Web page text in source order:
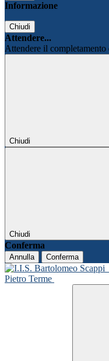
Informazione
Chiudi
Attendere...
Attendere il completamento
Chiudi
Chiudi
Conferma
Annulla Conferma
Pietro Terme